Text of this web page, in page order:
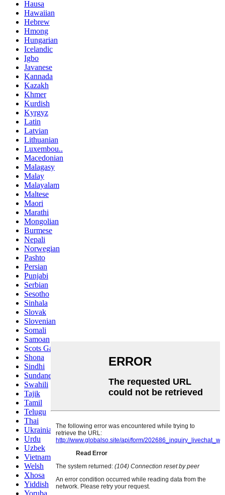
Hausa
Hawaiian
Hebrew
Hmong
Hungarian
Icelandic
Igbo
Javanese
Kannada
Kazakh
Khmer
Kurdish
Kyrgyz
Latin
Latvian
Lithuanian
Luxembou..
Macedonian
Malagasy
Malay
Malayalam
Maltese
Maori
Marathi
Mongolian
Burmese
Nepali
Norwegian
Pashto
Persian
Punjabi
Serbian
Sesotho
Sinhala
Slovak
Slovenian
Somali
Samoan
Scots Gaelic
Shona
Sindhi
Sundanese
Swahili
Tajik
Tamil
Telugu
Thai
Ukrainian
Urdu
Uzbek
Vietnamese
Welsh
Xhosa
Yiddish
Yoruba